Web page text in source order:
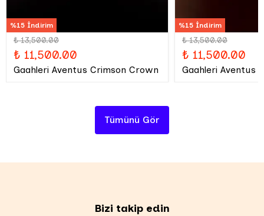
%15 İndirim
₺ 13,500.00
₺ 11,500.00
Gaahleri Aventus Crimson Crown
%15 İndirim
₺ 13,500.00
₺ 11,500.00
Gaahleri Aventus
Tümünü Gör
Bizi takip edin